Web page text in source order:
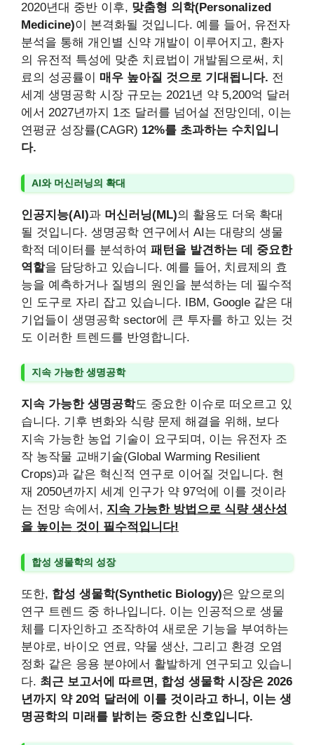
2020년대 중반 이후, 맞춤형 의학(Personalized
Medicine)이 본격화될 것입니다. 예를 들어, 유전자
분석을 통해 개인별 신약 개발이 이루어지고, 환자
의 유전적 특성에 맞춘 치료법이 개발됨으로써, 치
료의 성공률이 매우 높아질 것으로 기대됩니다. 전
세계 생명공학 시장 규모는 2021년 약 5,200억 달러
에서 2027년까지 1조 달러를 넘어설 전망인데, 이는
연평균 성장률(CAGR) 12%를 초과하는 수치입니
다.
AI와 머신러닝의 확대
인공지능(AI)과 머신러닝(ML)의 활용도 더욱 확대
될 것입니다. 생명공학 연구에서 AI는 대량의 생물
학적 데이터를 분석하여 패턴을 발견하는 데 중요한
역할을 담당하고 있습니다. 예를 들어, 치료제의 효
능을 예측하거나 질병의 원인을 분석하는 데 필수적
인 도구로 자리 잡고 있습니다. IBM, Google 같은 대
기업들이 생명공학 sector에 큰 투자를 하고 있는 것
도 이러한 트렌드를 반영합니다.
지속 가능한 생명공학
지속 가능한 생명공학도 중요한 이슈로 떠오르고 있
습니다. 기후 변화와 식량 문제 해결을 위해, 보다
지속 가능한 농업 기술이 요구되며, 이는 유전자 조
작 농작물 교배기술(Global Warming Resilient
Crops)과 같은 혁신적 연구로 이어질 것입니다. 현
재 2050년까지 세계 인구가 약 97억에 이를 것이라
는 전망 속에서, 지속 가능한 방법으로 식량 생산성
을 높이는 것이 필수적입니다!
합성 생물학의 성장
또한, 합성 생물학(Synthetic Biology)은 앞으로의
연구 트렌드 중 하나입니다. 이는 인공적으로 생물
체를 디자인하고 조작하여 새로운 기능을 부여하는
분야로, 바이오 연료, 약물 생산, 그리고 환경 오염
정화 같은 응용 분야에서 활발하게 연구되고 있습니
다. 최근 보고서에 따르면, 합성 생물학 시장은 2026
년까지 약 20억 달러에 이를 것이라고 하니, 이는 생
명공학의 미래를 밝히는 중요한 신호입니다.